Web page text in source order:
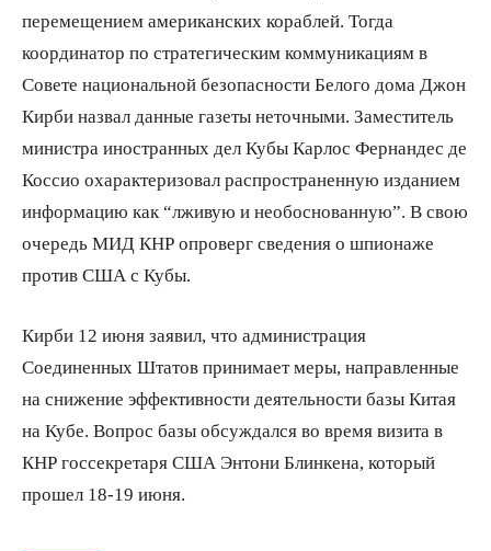
перемещением американских кораблей. Тогда
координатор по стратегическим коммуникациям в
Совете национальной безопасности Белого дома Джон
Кирби назвал данные газеты неточными. Заместитель
министра иностранных дел Кубы Карлос Фернандес де
Коссио охарактеризовал распространенную изданием
информацию как “лживую и необоснованную”. В свою
очередь МИД КНР опроверг сведения о шпионаже
против США с Кубы.
Кирби 12 июня заявил, что администрация
Соединенных Штатов принимает меры, направленные
на снижение эффективности деятельности базы Китая
на Кубе. Вопрос базы обсуждался во время визита в
КНР госсекретаря США Энтони Блинкена, который
прошел 18-19 июня.